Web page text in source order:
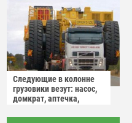
Следующие в колонне
грузовики везут: насос,
домкрат, аптечка,